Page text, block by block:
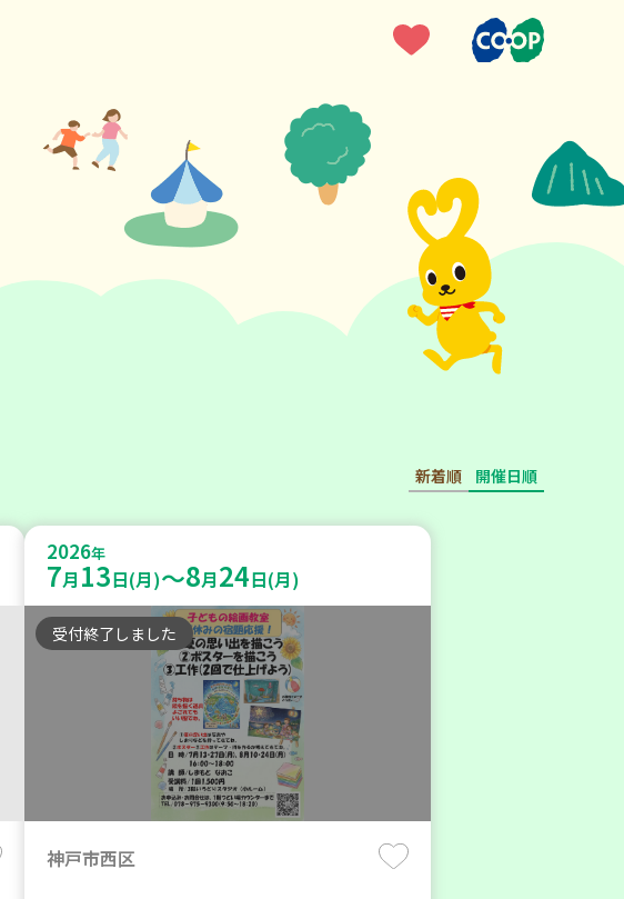
新着順 開催日順
2026年
7月 13日(月)～8月24日(月)
受付終了しました
神戸市西区